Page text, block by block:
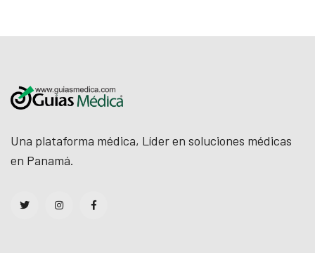
Una plataforma médica, Líder en soluciones médicas
en Panamá.